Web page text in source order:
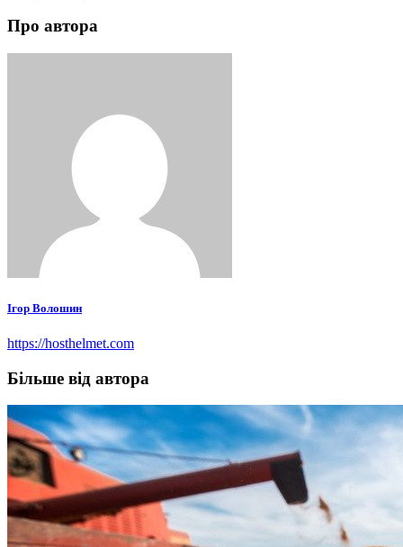
Про автора
Ігор Волошин
https://hosthelmet.com
Більше від автора